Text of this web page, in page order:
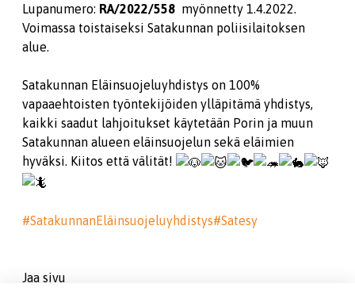
Lupanumero: RA/2022/558 myönnetty 1.4.2022.
Voimassa toistaiseksi Satakunnan poliisilaitoksen
alue.
Satakunnan Eläinsuojeluyhdistys on 100%
vapaaehtoisten työntekijöiden ylläpitämä yhdistys,
kaikki saadut lahjoitukset käytetään Porin ja muun
Satakunnan alueen eläinsuojelun sekä eläimien
hyväksi. Kiitos että välität!
#SatakunnanEläinsuojeluyhdistys#Satesy
Jaa sivu